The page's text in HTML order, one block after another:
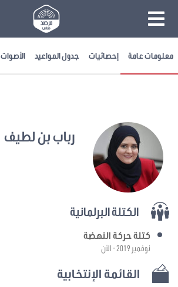
معلومات عامة إحصائيات جدول المواعيد الأصوات
رباب بن لطيف
الكتلة البرلمانية
كتلة حركة النهضة
نوفمبر 2019 - الآن
القائمة الإنتخابية